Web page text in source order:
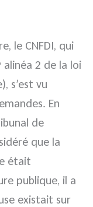
le CNFDI, qui
2 de la loi
s’est vu
En
de
que la
était
publique, il a
existait sur